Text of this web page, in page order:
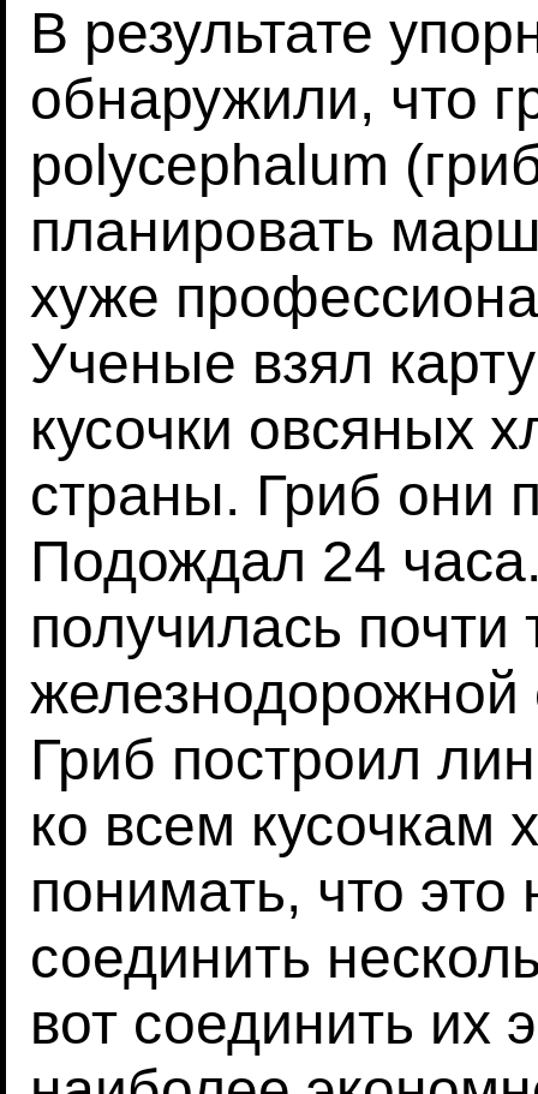
В результате
обнаружили, что
polycephalum
планировать
хуже
Ученые взял
кусочки овсяных
страны. Гриб они
Подождал 24
получилась почти
железнодорожной
Гриб построил
ко всем кусочкам
понимать, что
соединить
вот соединить их